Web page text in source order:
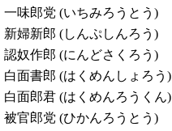
一味郎党 (いちみろうとう)
新婦新郎 (しんぷしんろう)
認奴作郎 (にんどさくろう)
白面書郎 (はくめんしょろう)
白面郎君 (はくめんろうくん)
被官郎党 (ひかんろうとう)